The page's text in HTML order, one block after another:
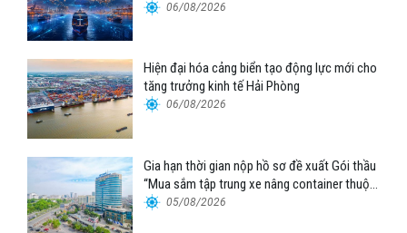
06/08/2026
Hiện đại hóa cảng biển tạo động lực mới cho
tăng trưởng kinh tế Hải Phòng
06/08/2026
Gia hạn thời gian nộp hồ sơ đề xuất Gói thầu
“Mua sắm tập trung xe nâng container thuộc
Tổng công ty Hàng hải Việt Nam – CTCP”
05/08/2026